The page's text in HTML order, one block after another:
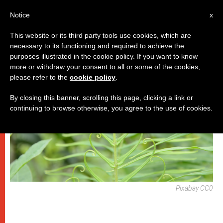
DICASTERI
Pixabay CC0
x
Notice
This website or its third party tools use cookies, which are
necessary to its functioning and required to achieve the
purposes illustrated in the cookie policy. If you want to know
more or withdraw your consent to all or some of the cookies,
please refer to the cookie policy
By closing this banner, scrolling this page, clicking a link or
continuing to browse otherwise, you agree to the use of cookies.